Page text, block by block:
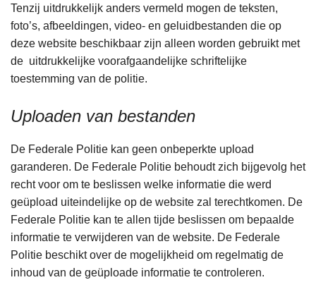
Tenzij uitdrukkelijk anders vermeld mogen de teksten,
foto’s, afbeeldingen, video- en geluidbestanden die op
deze website beschikbaar zijn alleen worden gebruikt met
de uitdrukkelijke voorafgaandelijke schriftelijke
toestemming van de politie.
Uploaden van bestanden
De Federale Politie kan geen onbeperkte upload
garanderen. De Federale Politie behoudt zich bijgevolg het
recht voor om te beslissen welke informatie die werd
geüpload uiteindelijke op de website zal terechtkomen. De
Federale Politie kan te allen tijde beslissen om bepaalde
informatie te verwijderen van de website. De Federale
Politie beschikt over de mogelijkheid om regelmatig de
inhoud van de geüploade informatie te controleren.